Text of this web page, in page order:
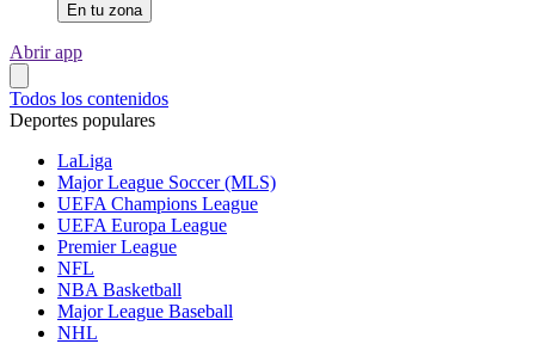
En tu zona
Abrir app
Todos los contenidos
Deportes populares
LaLiga
Major League Soccer (MLS)
UEFA Champions League
UEFA Europa League
Premier League
NFL
NBA Basketball
Major League Baseball
NHL